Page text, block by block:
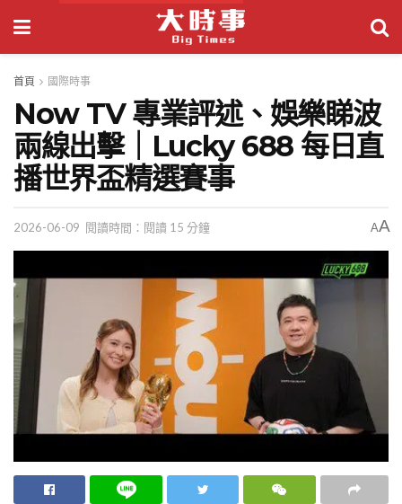
首頁 國際時事
Now TV 專業評述、娛樂睇波
兩線出擊｜Lucky 688 每日直
播世界盃精選賽事
2026-06-09 閱讀時間：閱讀 15 分鐘 AA